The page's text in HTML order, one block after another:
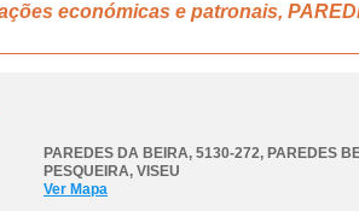
económicas e patronais,
PAREDES DA BEIRA, 5130-272, PAREDES
PESQUEIRA, VISEU
Ver Mapa